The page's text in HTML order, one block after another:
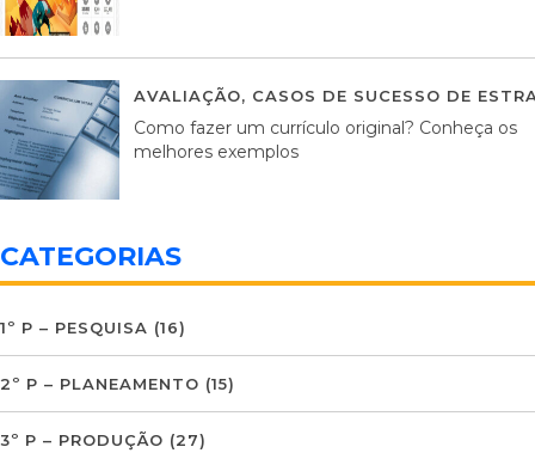
AVALIAÇÃO, CASOS DE SUCESSO DE
Como fazer um currículo original? Conheça os
melhores exemplos
CATEGORIAS
1º P – PESQUISA (16)
2º P – PLANEAMENTO (15)
3º P – PRODUÇÃO (27)